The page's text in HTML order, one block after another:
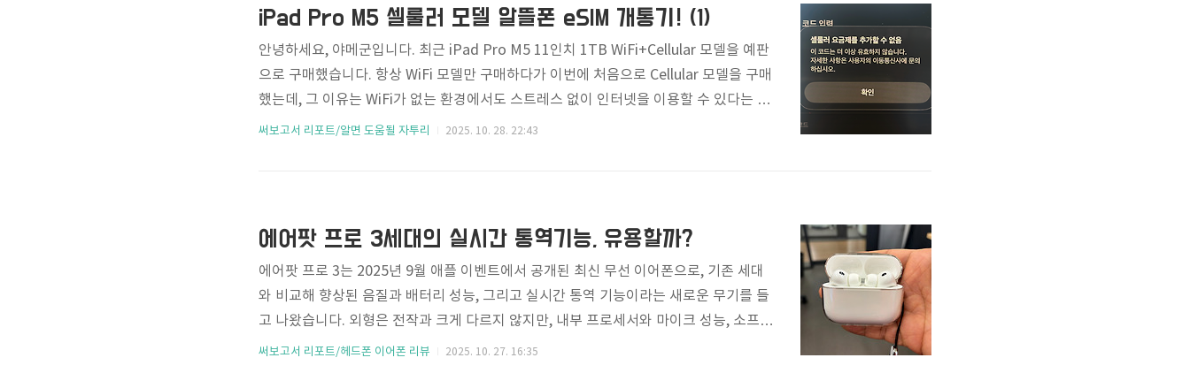
단 대리점에..
iPad Pro M5 셀룰러 모델 알뜰폰 eSIM 개통기! (1)
안녕하세요, 야메군입니다. 최근 iPad Pro M5 11인치 1TB WiFi+Cellular 모델을 예판
으로 구매했습니다. 항상 WiFi 모델만 구매하다가 이번에 처음으로 Cellular 모델을 구매
했는데, 그 이유는 WiFi가 없는 환경에서도 스트레스 없이 인터넷을 이용할 수 있다는 밝
은 미래 탓이었습니다. 사실 "사용하는 아이폰과 테터링으로 연결하면 별반 차이가 없는
써보고서 리포트/알면 도움될 자투리 2025. 10. 28. 22:43
에어팟 프로 3세대의 실시간 통역기능, 유용할까?
에어팟 프로 3는 2025년 9월 애플 이벤트에서 공개된 최신 무선 이어폰으로, 기존 세대
와 비교해 향상된 음질과 배터리 성능, 그리고 실시간 통역 기능이라는 새로운 무기를 들
고 나왔습니다. 외형은 전작과 크게 다르지 않지만, 내부 프로세서와 마이크 성능, 소프트
웨어 최적화에서 많은 변화를 보여줍니다. 특히 실시간 통역 기능은 단순히 음악 감상이
써보고서 리포트/헤드폰 이어폰 리뷰 2025. 10. 27. 16:35